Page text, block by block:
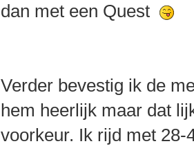
dan met een Quest
Verder bevestig ik de
hem heerlijk maar dat
voorkeur. Ik rijd met 28-